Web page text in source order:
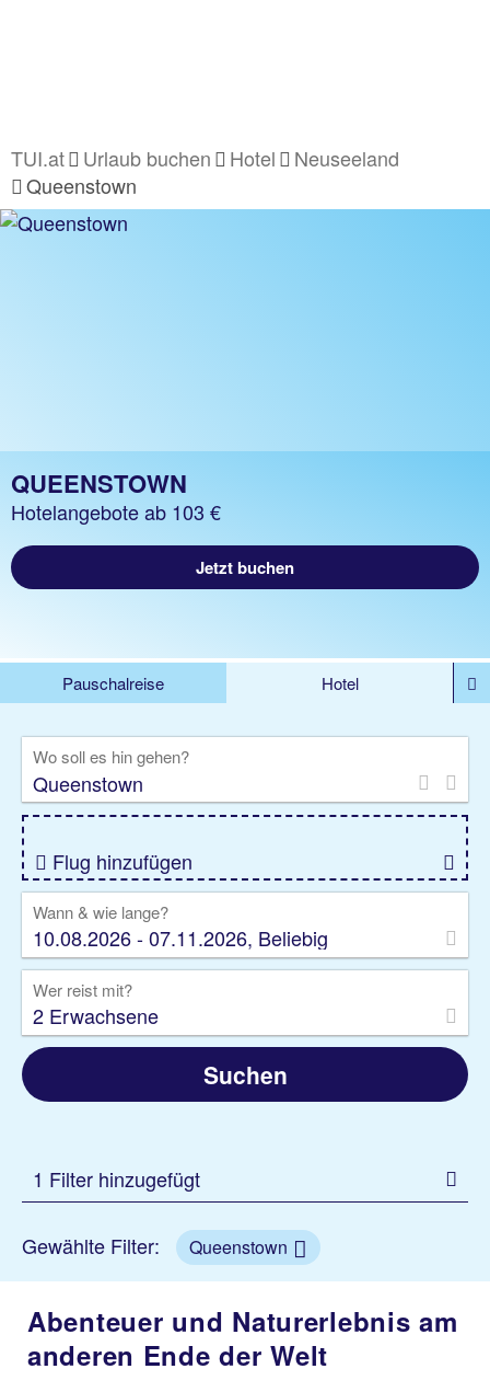
TUI.at Urlaub buchen Hotel
Neuseeland
Queenstown
QUEENSTOWN
Hotelangebote ab 103 €
Jetzt buchen
Pauschalreise
Hotel
Rundreise
Kreuzfahrt
Gruppenreise
Camper Privattransfer
Wo soll es hin gehen?
Flug hinzufügen
Wann & wie lange?
10.08.2026 - 07.11.2026, Beliebig
Wer reist mit?
2 Erwachsene
Suchen
1 Filter hinzugefügt
Gewählte Filter: Queenstown
Abenteuer und Naturerlebnis am
anderen Ende der Welt